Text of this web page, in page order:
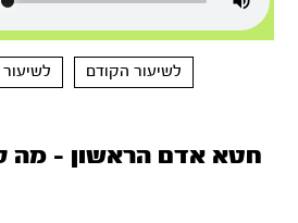
לשיעור הקודם
חטא אדם הראשון -